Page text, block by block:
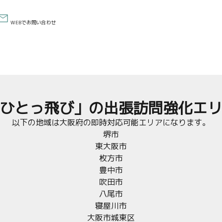
WEBでお問い合わせ
ひとっ飛び」の出張訪問強化エ
以下の地域は大阪府の即時対応可能エリアになります。
堺市
東大阪市
枚方市
豊中市
吹田市
八尾市
寝屋川市
大阪市城東区